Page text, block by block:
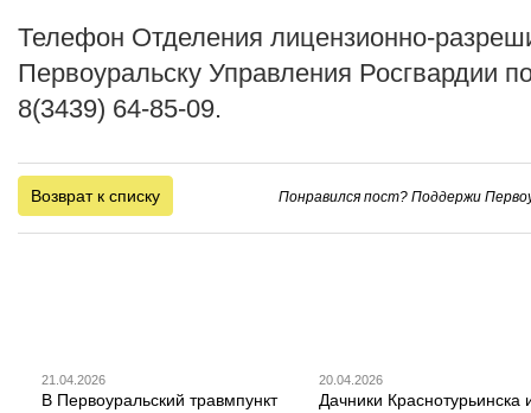
Телефон Отделения лицензионно-
Первоуральску Управления Росгвардии
8(3439) 64-85-09.
Возврат к списку Понравился пост? Поддержи
21.04.2026
В Первоуральский травмпункт
20.04.2026
Дачники Краснотурьинска